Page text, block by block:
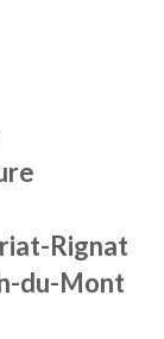
Rignat
du-Mont